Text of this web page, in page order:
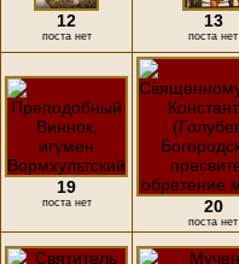
12
поста нет
13
поста нет
19
поста нет 20
поста нет